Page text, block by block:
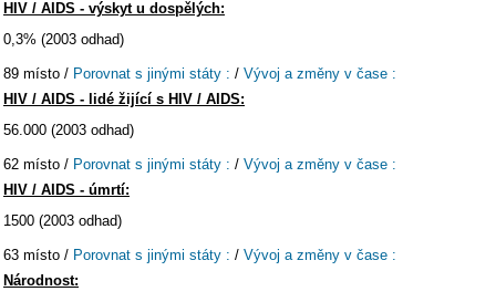
HIV / AIDS - výskyt u dospělých:
0,3% (2003 odhad)
89 místo / Porovnat s jinými státy : / Vývoj a změny v čase :
HIV / AIDS - lidé žijící s HIV / AIDS:
56.000 (2003 odhad)
62 místo / Porovnat s jinými státy : / Vývoj a změny v čase :
HIV / AIDS - úmrtí:
1500 (2003 odhad)
63 místo / Porovnat s jinými státy : / Vývoj a změny v čase :
Národnost: